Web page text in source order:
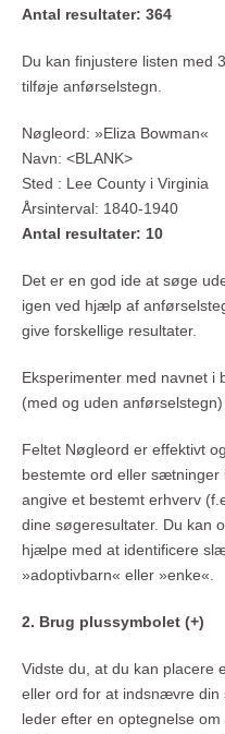
Antal resultater: 364
Du kan finjustere listen med
tilføje anførselstegn.
Nøgleord: »Eliza Bowman«
Navn: <BLANK>
Sted : Lee County i Virginia
Årsinterval: 1840-1940
Antal resultater: 10
Det er en god ide at søge
igen ved hjælp af
give forskellige resultater.
Eksperimenter med navnet i
(med og uden
Feltet Nøgleord er effektivt
bestemte ord eller sætninger
angive et bestemt erhverv
dine søgeresultater. Du kan
hjælpe med at identificere
»adoptivbarn« eller »enke«.
2. Brug plussymbolet (+)
Vidste du, at du kan placere
eller ord for at indsnævre din
leder efter en optegnelse